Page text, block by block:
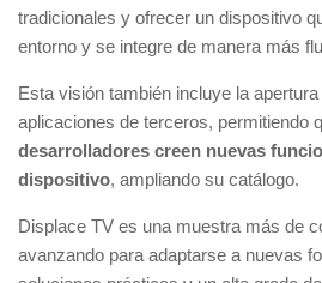
tradicionales y ofrecer un dispositivo
entorno y se integre de manera más
Esta visión también incluye la
aplicaciones de terceros, permitiendo
desarrolladores creen nuevas
dispositivo, ampliando su catálogo.
Displace TV es una muestra más de
avanzando para adaptarse a nuevas